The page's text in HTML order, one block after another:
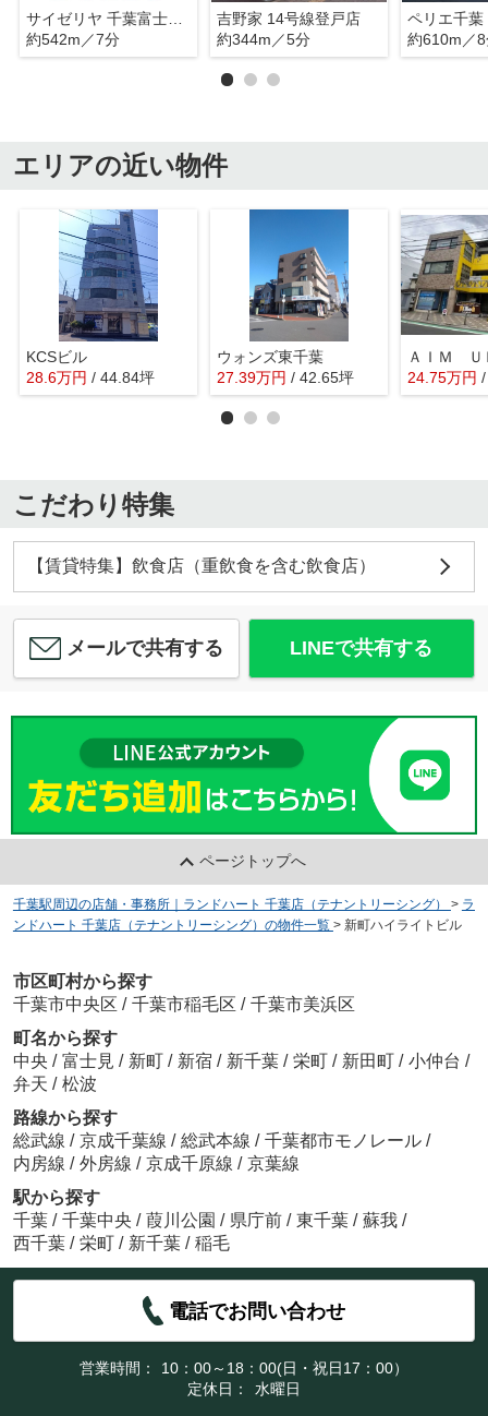
サイゼリヤ 千葉富士見店
約542m／7分
吉野家 14号線登戸店
約344m／5分
ペリエ千葉
約610m／
エリアの近い物件
KCSビル
28.6万円 / 44.84坪
ウォンズ東千葉
27.39万円 / 42.65坪 24.75万円
こだわり特集
【賃貸特集】飲食店（重飲食を含む飲食店）
メールで共有する LINEで共有する
ページトップへ
千葉駅周辺の店舗・事務所｜ランドハート 千葉店（テナントリーシング） > ラ
ンドハート 千葉店（テナントリーシング）の物件一覧 > 新町ハイライトビル
市区町村から探す
千葉市中央区 / 千葉市稲毛区 / 千葉市美浜区
町名から探す
中央 / 富士見 / 新町 / 新宿 / 新千葉 / 栄町 / 新田町 / 小仲台 /
弁天 / 松波
路線から探す
総武線 / 京成千葉線 / 総武本線 / 千葉都市モノレール /
内房線 / 外房線 / 京成千原線 / 京葉線
駅から探す
千葉 / 千葉中央 / 葭川公園 / 県庁前 / 東千葉 / 蘇我 /
西千葉 / 栄町 / 新千葉 / 稲毛
電話でお問い合わせ
営業時間：
10：00～18：00(日・祝日17：00）
定休日：
水曜日